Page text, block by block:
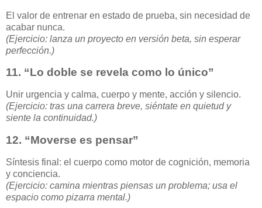
El valor de entrenar en estado de prueba, sin necesidad de
acabar nunca.
(Ejercicio: lanza un proyecto en versión beta, sin esperar
perfección.)
11. “Lo doble se revela como lo único”
Unir urgencia y calma, cuerpo y mente, acción y silencio.
(Ejercicio: tras una carrera breve, siéntate en quietud y
siente la continuidad.)
12. “Moverse es pensar”
Síntesis final: el cuerpo como motor de cognición, memoria
y conciencia.
(Ejercicio: camina mientras piensas un problema; usa el
espacio como pizarra mental.)